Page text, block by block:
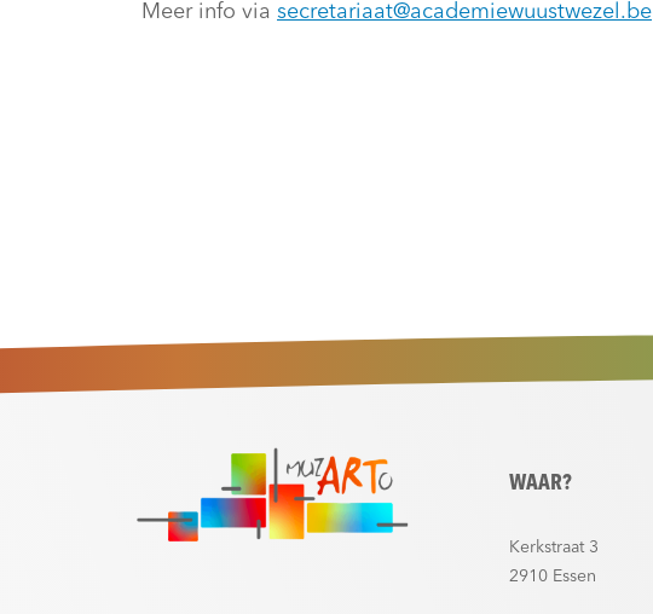
Meer info via secretariaat@academiewuustwezel.be
WAAR?
Kerkstraat 3
2910 Essen